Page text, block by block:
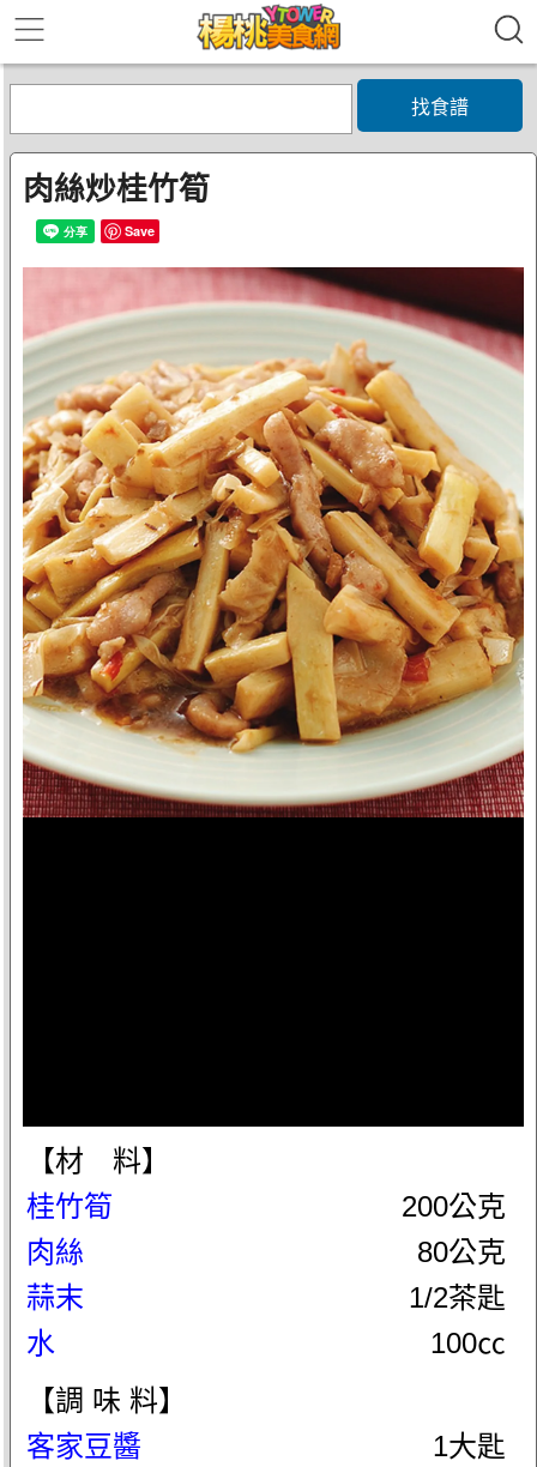
找食譜
肉絲炒桂竹筍
Save
【材 料】
桂竹筍
200公克
肉絲
80公克
蒜末
1/2茶匙
水
100㏄
【調 味 料】
客家豆醬
1大匙